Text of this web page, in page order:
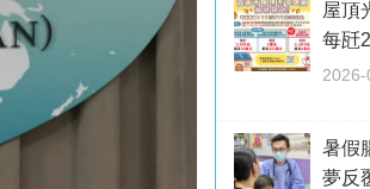
屋頂
每瓩
暑假
夢反